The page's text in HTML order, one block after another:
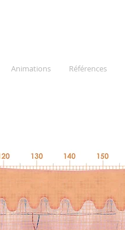
Animations Références